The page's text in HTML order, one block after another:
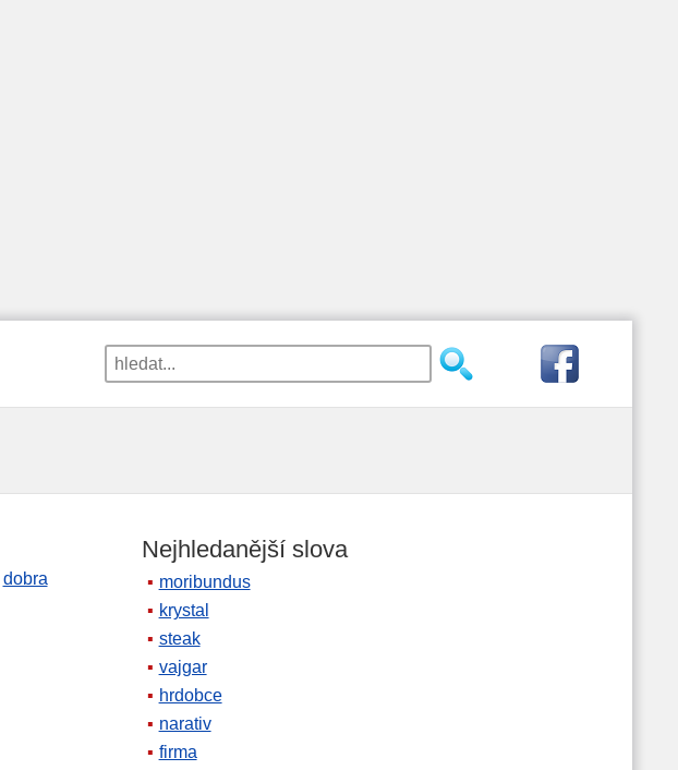
dobra
Nejhledanější slova
moribundus
krystal
steak
vajgar
hrdobce
narativ
firma